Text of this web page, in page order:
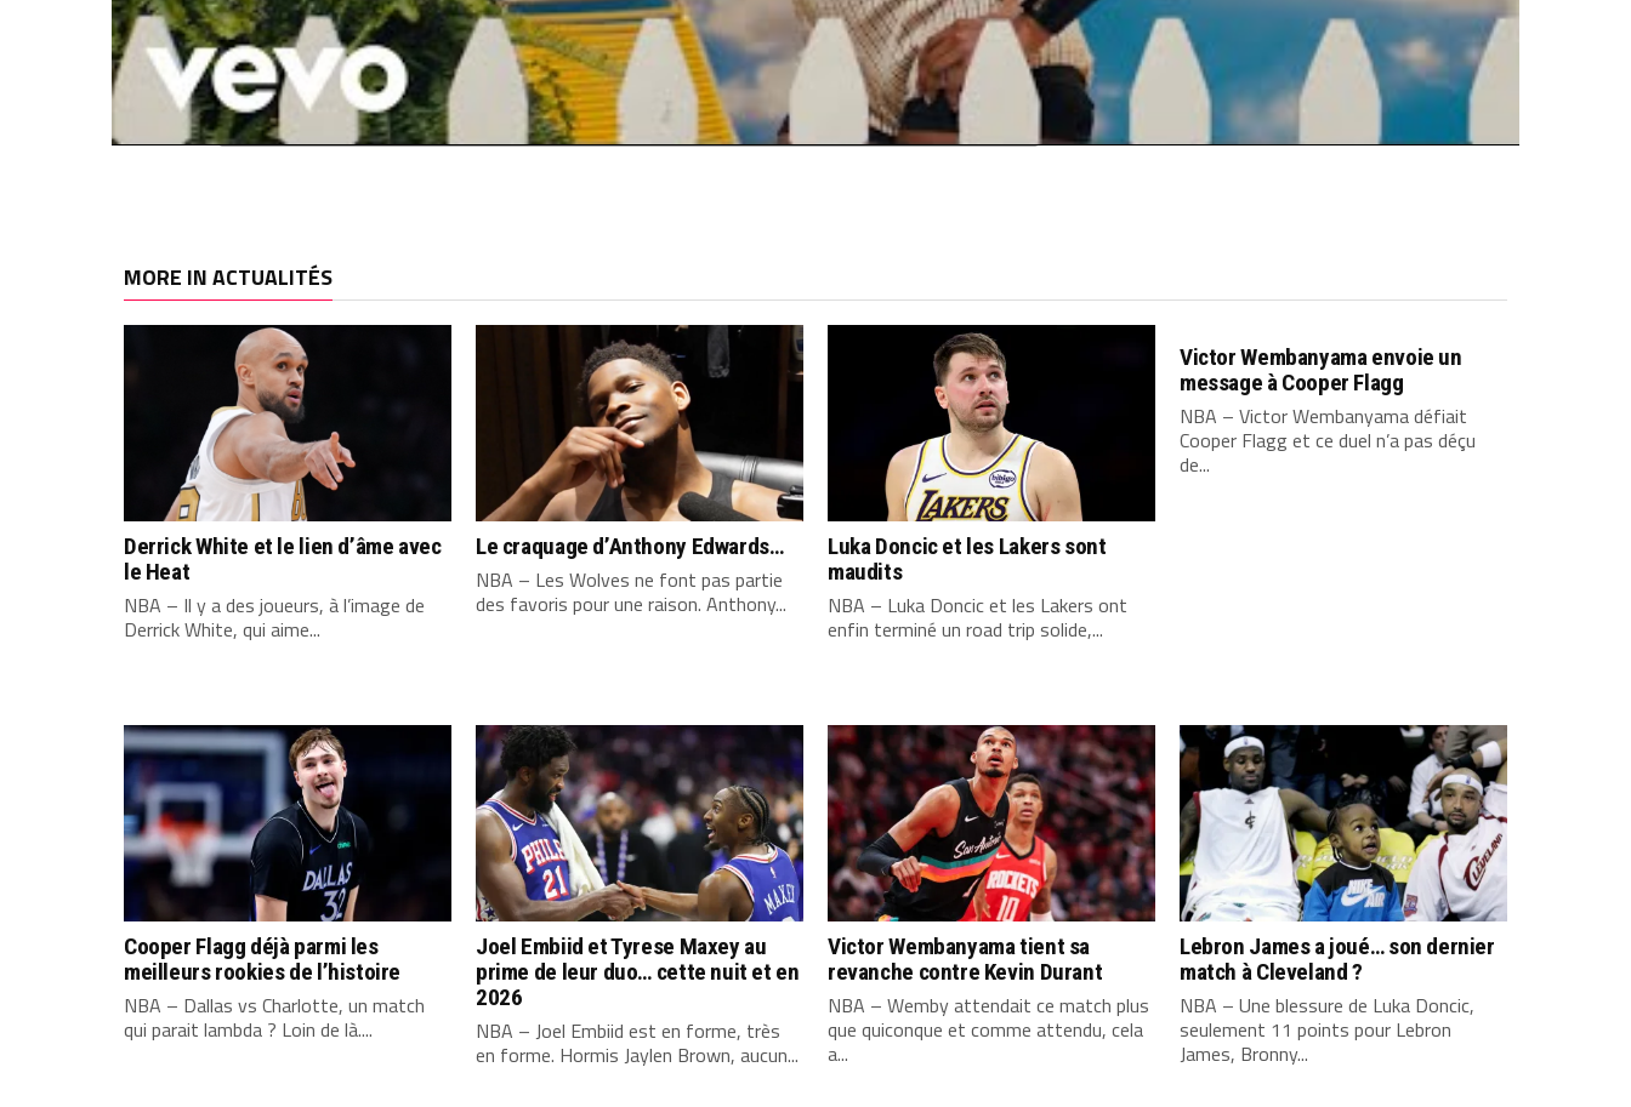
RELATED TOPICS NBA PAUL GEORGE RUSSELL WESTBROOK THUNDER
CLICK TO COMMENT
MORE IN ACTUALITÉS
Derrick White et le lien d’âme avec
le Heat
NBA – Il y a des joueurs, à l’image de
Derrick White, qui aime...
Le craquage d’Anthony Edwards…
NBA – Les Wolves ne font pas partie
des favoris pour une raison. Anthony...
Luka Doncic et les Lakers sont
maudits
NBA – Luka Doncic et les Lakers ont
enfin terminé un road trip solide,...
Victor Wembanyama envoie un
message à Cooper Flagg
NBA – Victor Wembanyama défiait
Cooper Flagg et ce duel n’a pas déçu
de...
Cooper Flagg déjà parmi les
meilleurs rookies de l’histoire
NBA – Dallas vs Charlotte, un match
qui parait lambda ? Loin de là....
Joel Embiid et Tyrese Maxey au
prime de leur duo… cette nuit et en
2026
NBA – Joel Embiid est en forme, très
en forme. Hormis Jaylen Brown, aucun...
Victor Wembanyama tient sa
revanche contre Kevin Durant
NBA – Wemby attendait ce match plus
que quiconque et comme attendu, cela
a...
Lebron James a joué… son dernier
match à Cleveland ?
NBA – Une blessure de Luka Doncic,
seulement 11 points pour Lebron
James, Bronny...